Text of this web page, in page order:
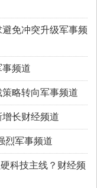
免冲突升级军事频
频道
略转向军事频道
长财经频道
烈军事频道
科技主线？财经频